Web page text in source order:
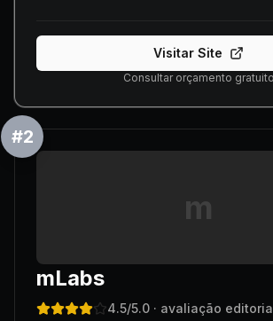
Visitar Site
Consultar orçamento gratuito
#2
m
mLabs
4.5/5.0 · avaliação